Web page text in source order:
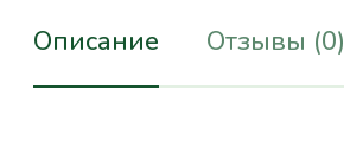
Описание Отзывы (0)